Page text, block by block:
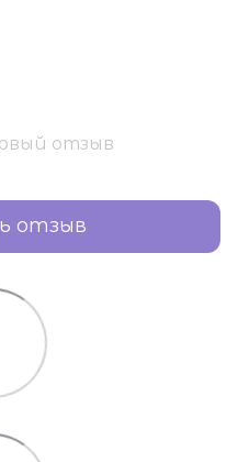
отзыв
отзыв